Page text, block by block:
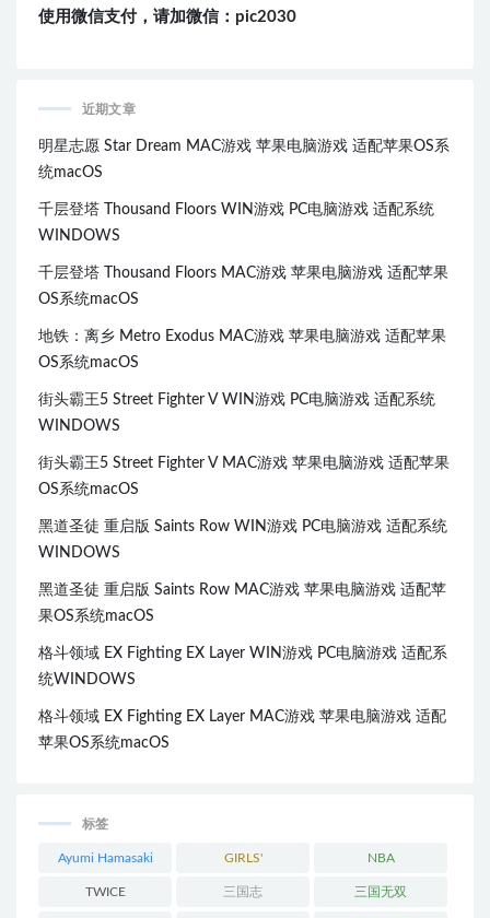
使用微信支付，请加微信：pic2030
近期文章
明星志愿 Star Dream MAC游戏 苹果电脑游戏 适配苹果OS系
统macOS
千层登塔 Thousand Floors WIN游戏 PC电脑游戏 适配系统
WINDOWS
千层登塔 Thousand Floors MAC游戏 苹果电脑游戏 适配苹果
OS系统macOS
地铁：离乡 Metro Exodus MAC游戏 苹果电脑游戏 适配苹果
OS系统macOS
街头霸王5 Street Fighter V WIN游戏 PC电脑游戏 适配系统
WINDOWS
街头霸王5 Street Fighter V MAC游戏 苹果电脑游戏 适配苹果
OS系统macOS
黑道圣徒 重启版 Saints Row WIN游戏 PC电脑游戏 适配系统
WINDOWS
黑道圣徒 重启版 Saints Row MAC游戏 苹果电脑游戏 适配苹
果OS系统macOS
格斗领域 EX Fighting EX Layer WIN游戏 PC电脑游戏 适配系
统WINDOWS
格斗领域 EX Fighting EX Layer MAC游戏 苹果电脑游戏 适配
苹果OS系统macOS
标签
Ayumi Hamasaki GIRLS'
GENERATION
NBA
TWICE 三国志 三国无双